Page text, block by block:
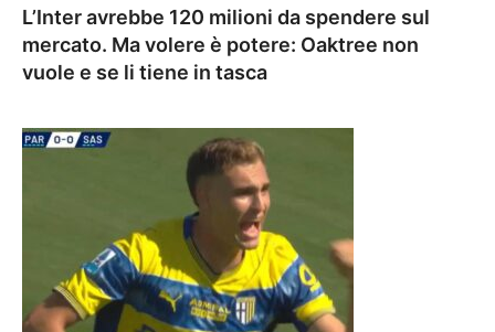
L’Inter avrebbe 120 milioni da spendere sul
mercato. Ma volere è potere: Oaktree non
vuole e se li tiene in tasca